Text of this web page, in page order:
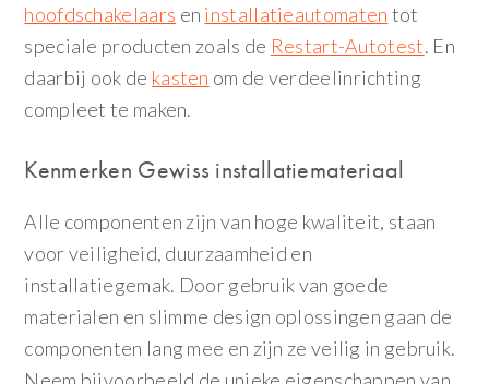
hoofdschakelaars en installatieautomaten tot
speciale producten zoals de Restart-Autotest. En
daarbij ook de kasten om de verdeelinrichting
compleet te maken.
Kenmerken Gewiss installatiemateriaal
Alle componenten zijn van hoge kwaliteit, staan
voor veiligheid, duurzaamheid en
installatiegemak. Door gebruik van goede
materialen en slimme design oplossingen gaan de
componenten lang mee en zijn ze veilig in gebruik.